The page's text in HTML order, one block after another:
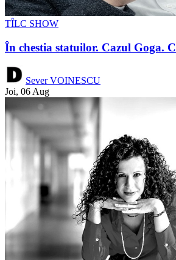
TÎLC SHOW
În chestia statuilor. Cazul Goga.
Sever VOINESCU
Joi, 06 Aug